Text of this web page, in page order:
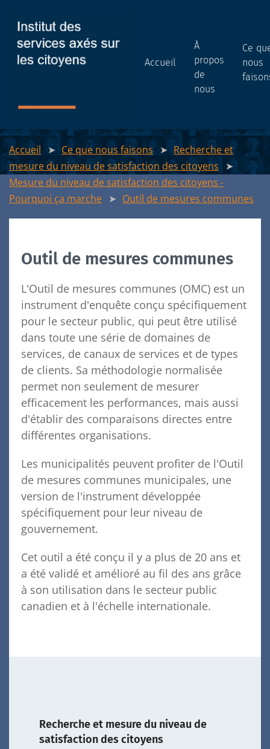
Accueil
À
propos
de
nous
Ce
nous
Accueil Ce que nous faisons
Recherche et
mesure du niveau de satisfaction des citoyens
Mesure du niveau de satisfaction des citoyens -
Pourquoi ça marche
Outil de mesures communes
Outil de mesures communes
L'Outil de mesures communes (OMC) est un
instrument d'enquête conçu spécifiquement
pour le secteur public, qui peut être utilisé
dans toute une série de domaines de
services, de canaux de services et de types
de clients. Sa méthodologie normalisée
permet non seulement de mesurer
efficacement les performances, mais aussi
d'établir des comparaisons directes entre
différentes organisations.
Les municipalités peuvent profiter de l'Outil
de mesures communes municipales, une
version de l'instrument développée
spécifiquement pour leur niveau de
gouvernement.
Cet outil a été conçu il y a plus de 20 ans et
a été validé et amélioré au fil des ans grâce
à son utilisation dans le secteur public
canadien et à l'échelle internationale.
Recherche et mesure du niveau de
satisfaction des citoyens